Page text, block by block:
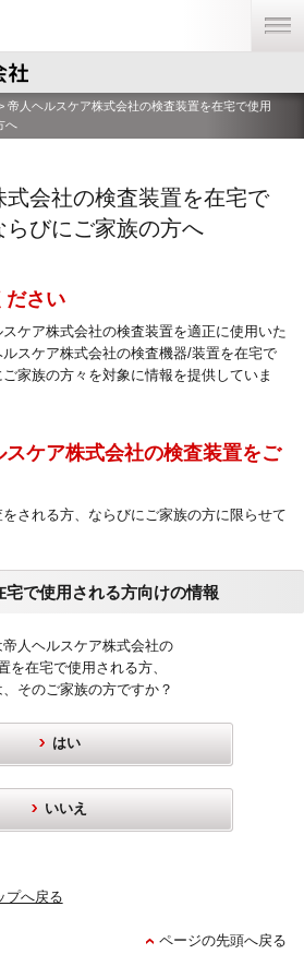
帝人ヘルスケア株式会社の検査装置を在宅で使用
へ
会社の検査装置を在宅で
びにご家族の方へ
ださい
ケア株式会社の検査装置を適正に使用いた
スケア株式会社の検査機器/装置を在宅で
家族の方々を対象に情報を提供していま
ケア株式会社の検査装置をご
される方、ならびにご家族の方に限らせて
宅で使用される方向けの情報
人ヘルスケア株式会社の
を在宅で使用される方、
、そのご家族の方ですか？
はい
いいえ
プへ戻る
ページの先頭へ戻る